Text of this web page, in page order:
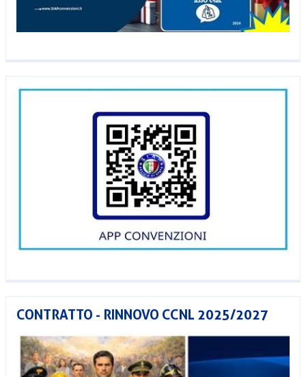
CONTRATTO - RINNOVO CCNL 2025/2027